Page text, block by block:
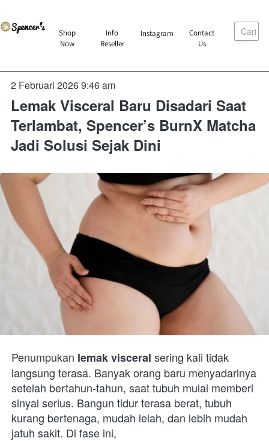
`
Shop
Now
` Info
Reseller
`Instagram `
Contact
Us
Cari
2 Februari 2026 9:46 am
Lemak Visceral Baru Disadari Saat
Terlambat, Spencer’s BurnX Matcha
Jadi Solusi Sejak Dini
Penumpukan lemak visceral sering kali tidak
langsung terasa. Banyak orang baru menyadarinya
setelah bertahun-tahun, saat tubuh mulai memberi
sinyal serius. Bangun tidur terasa berat, tubuh
kurang bertenaga, mudah lelah, dan lebih mudah
jatuh sakit. Di fase ini,